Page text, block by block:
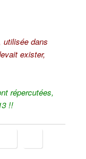
dans
exister,
répercutées,
!!